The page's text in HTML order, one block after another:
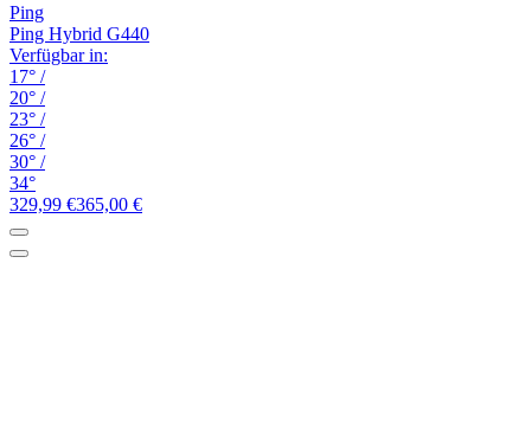
Ping
Ping Hybrid G440
Verfügbar in:
17° /
20° /
23° /
26° /
30° /
34°
329,99 €365,00 €